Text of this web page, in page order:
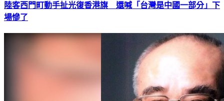
陸客西門町動手扯光復香港旗 還喊「台灣是中國一部分」下
場慘了